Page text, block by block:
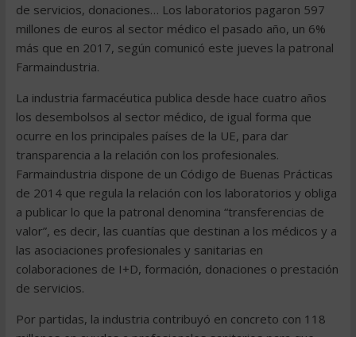
de servicios, donaciones… Los laboratorios pagaron 597
millones de euros al sector médico el pasado año, un 6%
más que en 2017, según comunicó este jueves la patronal
Farmaindustria.
La industria farmacéutica publica desde hace cuatro años
los desembolsos al sector médico, de igual forma que
ocurre en los principales países de la UE, para dar
transparencia a la relación con los profesionales.
Farmaindustria dispone de un Código de Buenas Prácticas
de 2014 que regula la relación con los laboratorios y obliga
a publicar lo que la patronal denomina “transferencias de
valor”, es decir, las cuantías que destinan a los médicos y a
las asociaciones profesionales y sanitarias en
colaboraciones de I+D, formación, donaciones o prestación
de servicios.
Por partidas, la industria contribuyó en concreto con 118